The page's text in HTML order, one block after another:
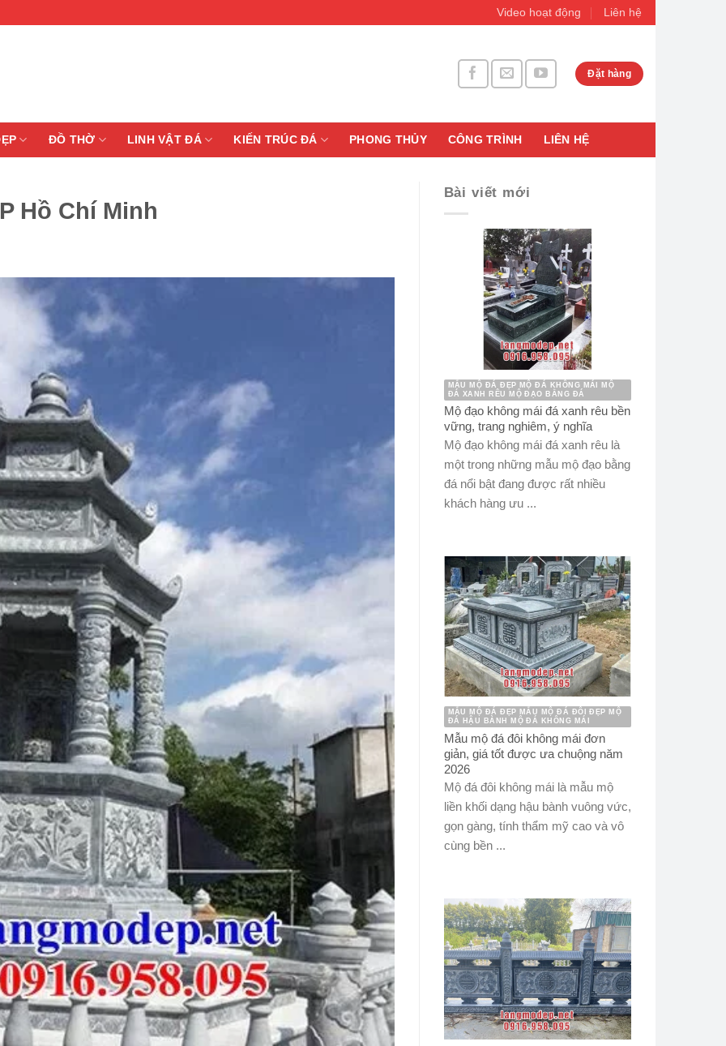
Video hoạt động Liên hệ
Đặt hàng
ĐỒ THỜ LINH VẬT ĐÁ KIẾN TRÚC ĐÁ PHONG THỦY CÔNG TRÌNH LIÊN HỆ
Hồ Chí Minh
Bài viết mới
MẪU MỘ ĐÁ ĐẸP MỘ ĐÁ KHÔNG MÁI MỘ
ĐÁ XANH RÊU MỘ ĐẠO BẰNG ĐÁ
Mộ đạo không mái đá xanh rêu bền
vững, trang nghiêm, ý nghĩa
Mộ đạo không mái đá xanh rêu là
một trong những mẫu mộ đạo bằng
đá nổi bật đang được rất nhiều
khách hàng ưu ...
MẪU MỘ ĐÁ ĐẸP MẪU MỘ ĐÁ ĐÔI ĐẸP MỘ
ĐÁ HẬU BÀNH MỘ ĐÁ KHÔNG MÁI
Mẫu mộ đá đôi không mái đơn
giản, giá tốt được ưa chuộng năm
2026
Mộ đá đôi không mái là mẫu mộ
liền khối dạng hậu bành vuông vức,
gọn gàng, tính thẩm mỹ cao và vô
cùng bền ...